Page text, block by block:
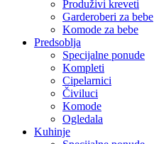
Produživi kreveti
Garderoberi za bebe
Komode za bebe
Predsoblja
Specijalne ponude
Kompleti
Cipelarnici
Čiviluci
Komode
Ogledala
Kuhinje